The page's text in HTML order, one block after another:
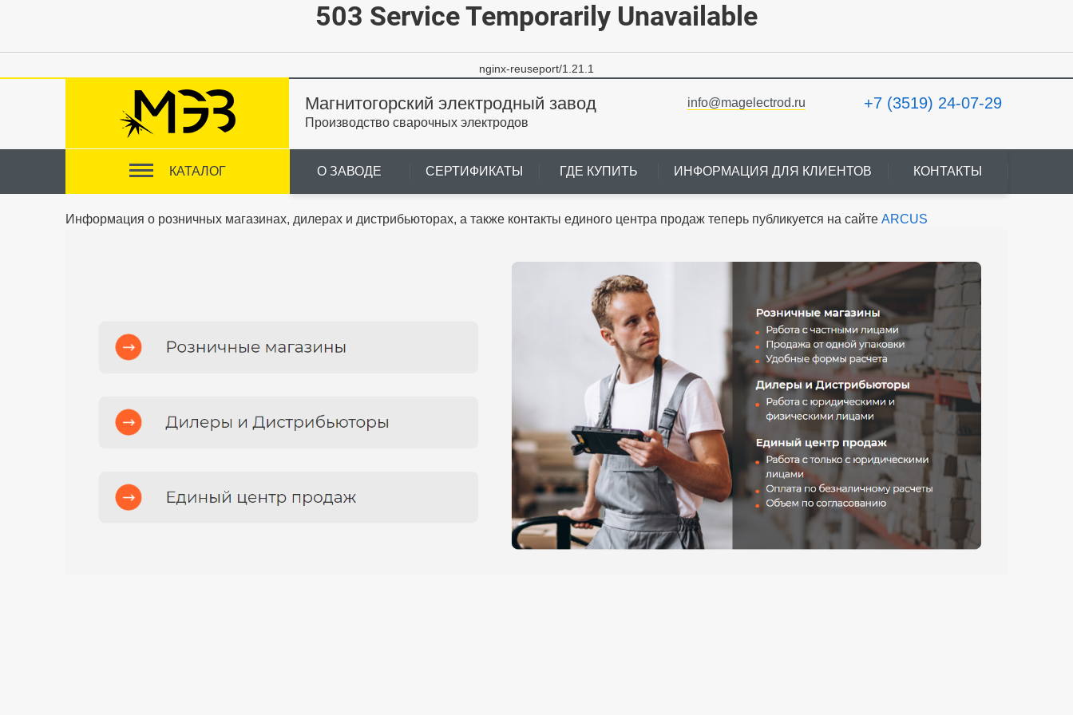
503 Service Temporarily Unavailable
nginx-reuseport/1.21.1
Магнитогорский электродный завод
Производство сварочных электродов
info@magelectrod.ru +7 (3519) 24-07-29
КАТАЛОГ О ЗАВОДЕ СЕРТИФИКАТЫ ГДЕ КУПИТЬ ИНФОРМАЦИЯ ДЛЯ КЛИЕНТОВ КОНТАКТЫ
Информация о розничных магазинах, дилерах и дистрибьюторах, а также контакты единого центра продаж теперь публикуется на сайте ARCUS